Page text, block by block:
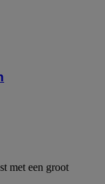
met een groot